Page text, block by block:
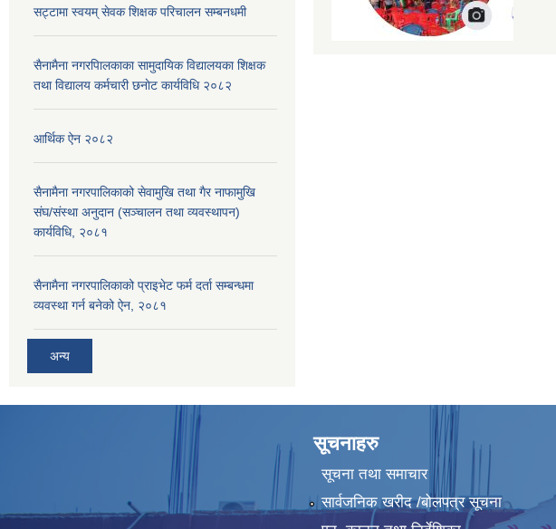
सट्टामा स्वयम् सेवक शिक्षक परिचालन सम्बनधमी
सैनामैना नगरपािलकाका सामुदायिक विद्यालयका शिक्षक
तथा विद्यालय कर्मचारी छनाेट कार्यविधि २०८२
आर्थिक ऐन २०८२
सैनामैना नगरपालिकाको सेवामुखि तथा गैर नाफामुखि
संघ/संस्था अनुदान (सञ्चालन तथा व्यवस्थापन)
कार्यविधि, २०८१
सैनामैना नगरपालिकाको प्राइभेट फर्म दर्ता सम्बन्धमा
व्यवस्था गर्न बनेको ऐन, २०८१
अन्य
सूचनाहरु
सूचना तथा समाचार
सार्वजनिक खरीद /बोलपत्र सूचना